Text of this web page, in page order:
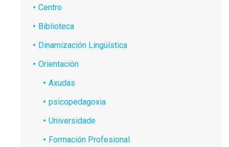
Centro
Biblioteca
Dinamización Lingüística
Orientación
Axudas
psicopedagoxia
Universidade
Formación Profesional